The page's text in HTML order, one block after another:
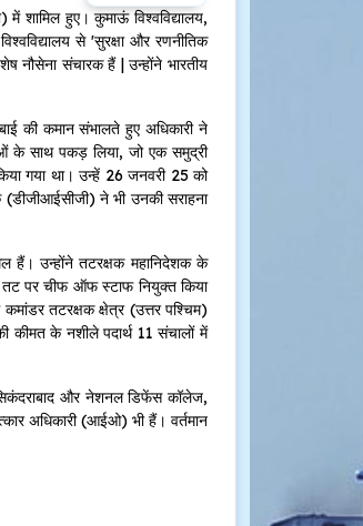
शामिल हुए। कुमाऊं विश्वविद्यालय,
से 'सुरक्षा और रणनीतिक
नौसेना संचारक हैं | उन्होंने भारतीय
की कमान संभालते हुए अधिकारी ने
के साथ पकड़ लिया, जो एक समुद्री
गया था। उन्हें 26 जनवरी 25 को
(डीजीआईसीजी) ने भी उनकी सराहना
हैं। उन्होंने तटरक्षक महानिदेशक के
तट पर चीफ ऑफ स्टाफ नियुक्त किया
तटरक्षक क्षेत्र (उत्तर पश्चिम)
कीमत के नशीले पदार्थ 11 संचालों में
और नेशनल डिफेंस कॉलेज,
अधिकारी (आईओ) भी हैं। वर्तमान